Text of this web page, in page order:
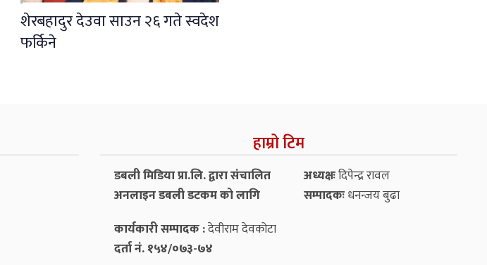
शेरबहादुर देउवा साउन २६ गते स्वदेश
फर्किने
हाम्रो टिम
डबली मिडिया प्रा.लि. द्वारा संचालित
अनलाइन डबली डटकम को लागि
अध्यक्षःदिपेन्द्र रावल
सम्पादकःधनन्‍जय बुढा
कार्यकारी सम्पादक :देवीराम देवकोटा
दर्ता नं. १५४/०७३-७४